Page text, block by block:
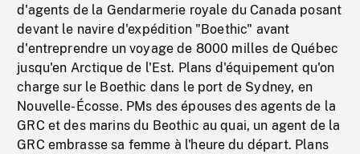
d'agents de la Gendarmerie royale du Canada posant
devant le navire d'expédition "Boethic" avant
d'entreprendre un voyage de 8000 milles de Québec
jusqu'en Arctique de l'Est. Plans d'équipement qu'on
charge sur le Boethic dans le port de Sydney, en
Nouvelle-Écosse. PMs des épouses des agents de la
GRC et des marins du Beothic au quai, un agent de la
GRC embrasse sa femme à l'heure du départ. Plans